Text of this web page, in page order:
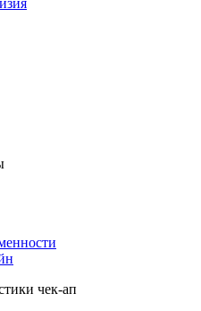
чек-ап